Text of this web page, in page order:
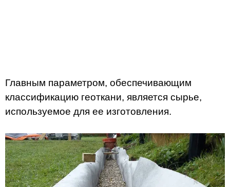
Главным параметром, обеспечивающим
классификацию геоткани, является сырье,
используемое для ее изготовления.